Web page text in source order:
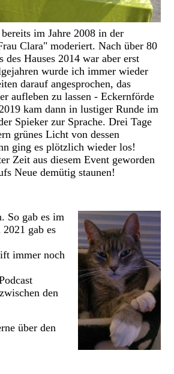
im Jahre 2008 in der
Clara" moderiert. Nach über 80
Hauses 2014 war aber erst
wurde ich immer wieder
darauf angesprochen, das
aufleben zu lassen - Eckernförde
kam dann in lustiger Runde im
Spieker zur Sprache. Drei Tage
grünes Licht von dessen
ging es plötzlich wieder los!
Zeit aus diesem Event geworden
Neue demütig staunen!
So gab es im
gab es
immer noch
den
über den